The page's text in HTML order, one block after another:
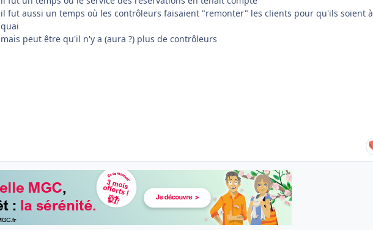
il fut aussi un temps où les contrôleurs faisaient "remonter" les clients pour qu'ils soient à
quai
mais peut être qu'il n'y a (aura ?) plus de contrôleurs